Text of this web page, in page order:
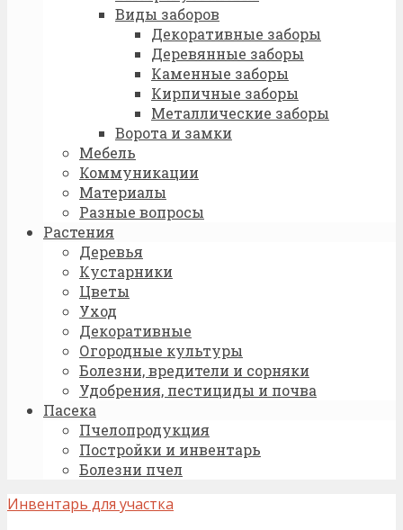
Виды заборов
Декоративные заборы
Деревянные заборы
Каменные заборы
Кирпичные заборы
Металлические заборы
Ворота и замки
Мебель
Коммуникации
Материалы
Разные вопросы
Растения
Деревья
Кустарники
Цветы
Уход
Декоративные
Огородные культуры
Болезни, вредители и сорняки
Удобрения, пестициды и почва
Пасека
Пчелопродукция
Постройки и инвентарь
Болезни пчел
Инвентарь для участка